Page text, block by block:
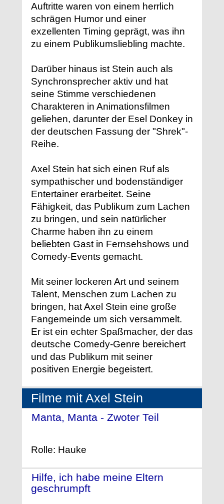
Auftritte waren von einem herrlich
schrägen Humor und einer
exzellenten Timing geprägt, was ihn
zu einem Publikumsliebling machte.
Darüber hinaus ist Stein auch als
Synchronsprecher aktiv und hat
seine Stimme verschiedenen
Charakteren in Animationsfilmen
geliehen, darunter der Esel Donkey in
der deutschen Fassung der "Shrek"-
Reihe.
Axel Stein hat sich einen Ruf als
sympathischer und bodenständiger
Entertainer erarbeitet. Seine
Fähigkeit, das Publikum zum Lachen
zu bringen, und sein natürlicher
Charme haben ihn zu einem
beliebten Gast in Fernsehshows und
Comedy-Events gemacht.
Mit seiner lockeren Art und seinem
Talent, Menschen zum Lachen zu
bringen, hat Axel Stein eine große
Fangemeinde um sich versammelt.
Er ist ein echter Spaßmacher, der das
deutsche Comedy-Genre bereichert
und das Publikum mit seiner
positiven Energie begeistert.
Filme mit Axel Stein
Manta, Manta - Zwoter Teil
Rolle: Hauke
Hilfe, ich habe meine Eltern
geschrumpft